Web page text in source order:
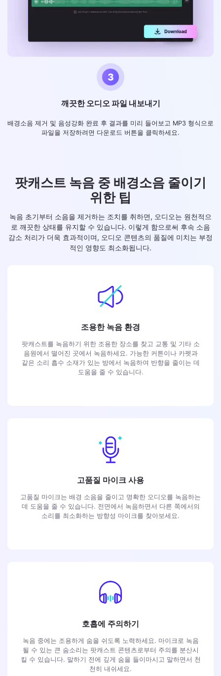
3
깨끗한 오디오 파일 내보내기
배경소음 제거 및 음성강화 완료 후 결과를 미리 들어보고 MP3 형식으로
파일을 저장하려면 다운로드 버튼을 클릭하세요.
팟캐스트 녹음 중 배경소음 줄이기
위한 팁
녹음 초기부터 소음을 제거하는 조치를 취하면, 오디오는 원천적으
로 깨끗한 상태를 유지할 수 있습니다. 이렇게 함으로써 후속 소음
감소 처리가 더욱 효과적이며, 오디오 콘텐츠의 품질에 미치는 부정
적인 영향도 최소화됩니다.
조용한 녹음 환경
팟캐스트를 녹음하기 위한 조용한 장소를 찾고 교통 및 기타 소
음원에서 떨어진 곳에서 녹음하세요. 가능한 커튼이나 카펫과
같은 소리 흡수 소재가 있는 방에서 녹음하여 반향을 줄이는 데
도움을 줄 수 있습니다.
고품질 마이크 사용
고품질 마이크는 배경 소음을 줄이고 명확한 오디오를 녹음하는
데 도움을 줄 수 있습니다. 전면에서 녹음하면서 다른 쪽에서의
소리를 최소화하는 방향성 마이크를 찾아보세요.
호흡에 주의하기
녹음 중에는 조용하게 숨을 쉬도록 노력하세요. 마이크로 녹음
될 수 있는 큰 숨소리는 팟캐스트 콘텐츠로부터 주의를 분산시
킬 수 있습니다. 말하기 전에 깊게 숨을 들이마시고 말하면서 천
천히 내쉬세요.